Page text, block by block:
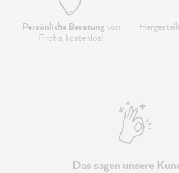
Persönliche Beratungvon
Profis, kostenlos!
Das sagen unsere